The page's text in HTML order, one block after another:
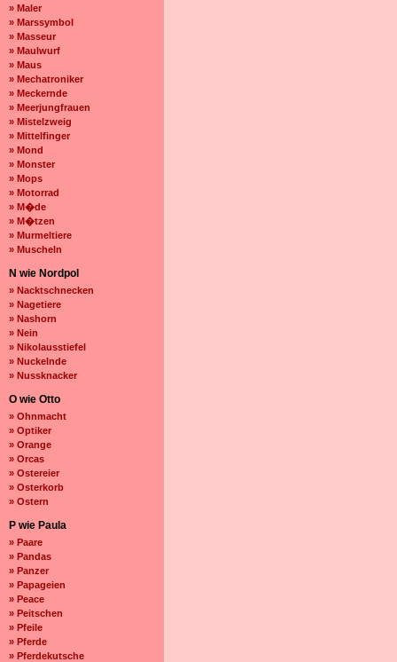
» Maler
» Marssymbol
» Masseur
» Maulwurf
» Maus
» Mechatroniker
» Meckernde
» Meerjungfrauen
» Mistelzweig
» Mittelfinger
» Mond
» Monster
» Mops
» Motorrad
» M�de
» M�tzen
» Murmeltiere
» Muscheln
N wie Nordpol
» Nacktschnecken
» Nagetiere
» Nashorn
» Nein
» Nikolausstiefel
» Nuckelnde
» Nussknacker
O wie Otto
» Ohnmacht
» Optiker
» Orange
» Orcas
» Ostereier
» Osterkorb
» Ostern
P wie Paula
» Paare
» Pandas
» Panzer
» Papageien
» Peace
» Peitschen
» Pfeile
» Pferde
» Pferdekutsche